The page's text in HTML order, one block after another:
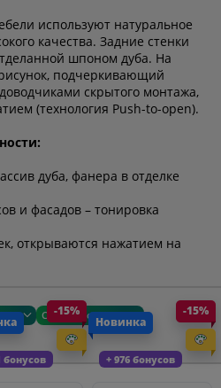
используют натуральное
качества. Задние стенки
шпоном дуба. На
подчеркивающий
скрытого монтажа,
(технология Push-to-open).
дуба, фанера в отделке
и фасадов – тонировка
открываются нажатием на
Сроки доставки
бонусов
-15%
+ 976 бонусов
Новинка
-15%